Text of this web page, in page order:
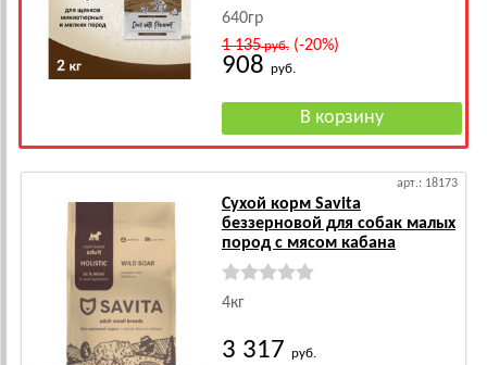
640гр
1 135руб.(-20%)
908 руб.
арт.: 18173
Сухой корм Savita
беззерновой для собак малых
пород с мясом кабана
4кг
3 317 руб.